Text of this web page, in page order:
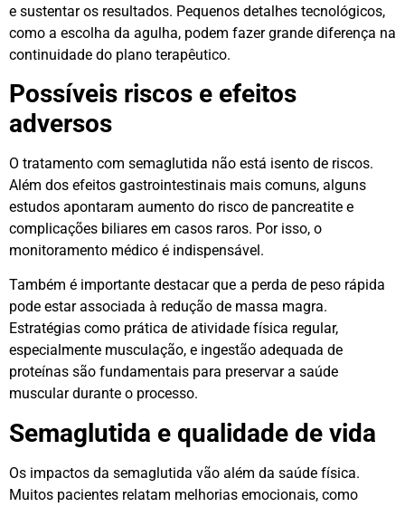
e sustentar os resultados. Pequenos detalhes tecnológicos,
como a escolha da agulha, podem fazer grande diferença na
continuidade do plano terapêutico.
Possíveis riscos e efeitos
adversos
O tratamento com semaglutida não está isento de riscos.
Além dos efeitos gastrointestinais mais comuns, alguns
estudos apontaram aumento do risco de pancreatite e
complicações biliares em casos raros. Por isso, o
monitoramento médico é indispensável.
Também é importante destacar que a perda de peso rápida
pode estar associada à redução de massa magra.
Estratégias como prática de atividade física regular,
especialmente musculação, e ingestão adequada de
proteínas são fundamentais para preservar a saúde
muscular durante o processo.
Semaglutida e qualidade de vida
Os impactos da semaglutida vão além da saúde física.
Muitos pacientes relatam melhorias emocionais, como